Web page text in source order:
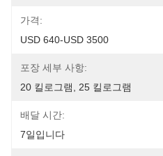
가격:
USD 640-USD 3500
포장 세부 사항:
20 킬로그램, 25 킬로그램
배달 시간:
7일입니다